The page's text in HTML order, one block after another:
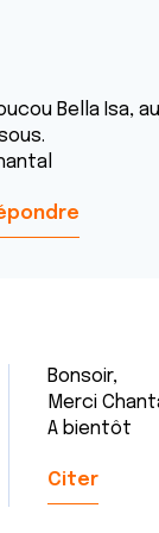
Bella Isa,
Bonsoir,
Merci
A bientôt
Citer